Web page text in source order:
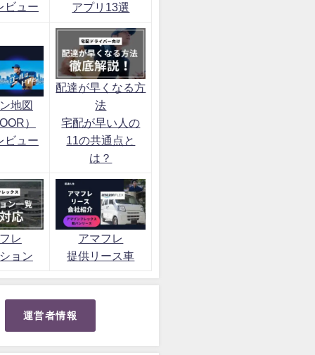
ビュー
アプリ13選
地図
）
ビュー
配達が早くなる方
法
宅配が早い人の
11の共通点と
は？
レ
ョン
アマフレ
提供リース車
運営者情報